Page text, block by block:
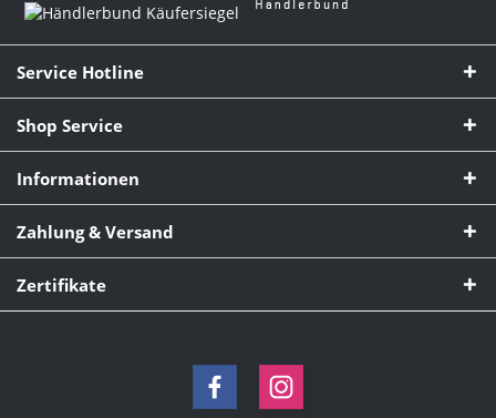
Service Hotline
Shop Service
Informationen
Zahlung & Versand
Zertifikate